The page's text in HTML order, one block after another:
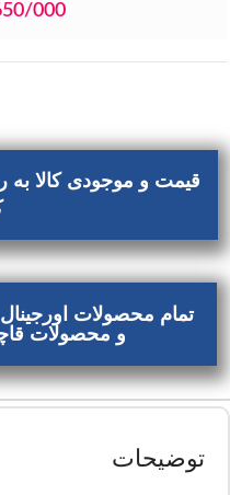
000
قیمت و موجودی کالا به
تمام محصولات
و محصولات
توضیحات